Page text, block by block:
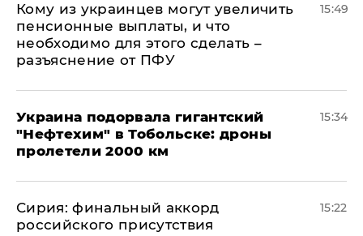
Кому из украинцев могут увеличить
пенсионные выплаты, и что
необходимо для этого сделать –
разъяснение от ПФУ
15:49
Украина подорвала гигантский
"Нефтехим" в Тобольске: дроны
пролетели 2000 км
15:34
​Сирия: финальный аккорд
российского присутствия
15:22